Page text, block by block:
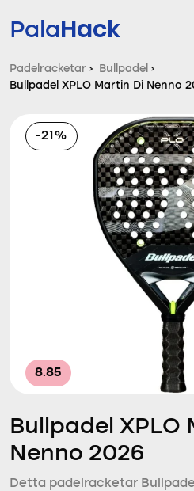
PalaHack
Frågor och
Komparator
Padelracketar › Bullpadel ›
Bullpadel XPLO Martin Di Nenno
-21%
8.85
Bullpadel XPLO
Nenno 2026
Detta padelracketar